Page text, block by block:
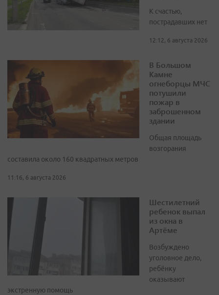
К счастью,
пострадавших нет
12:12, 6 августа 2026
В Большом
Камне
огнеборцы МЧС
потушили
пожар в
заброшенном
здании
Общая площадь
возгорания
составила около 160 квадратных метров
11:16, 6 августа 2026
Шестилетний
ребенок выпал
из окна в
Артёме
Возбуждено
уголовное дело,
ребёнку
оказывают
экстренную помощь